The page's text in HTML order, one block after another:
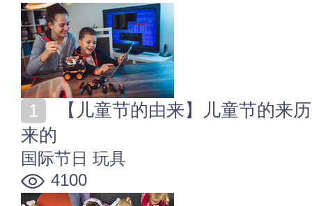
来的
国际节日 玩具
4100